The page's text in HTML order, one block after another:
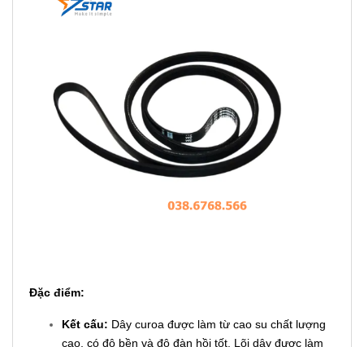
Đặc điểm:
Kết cấu: Dây curoa được làm từ cao su chất lượng
cao, có độ bền và độ đàn hồi tốt. Lõi dây được làm